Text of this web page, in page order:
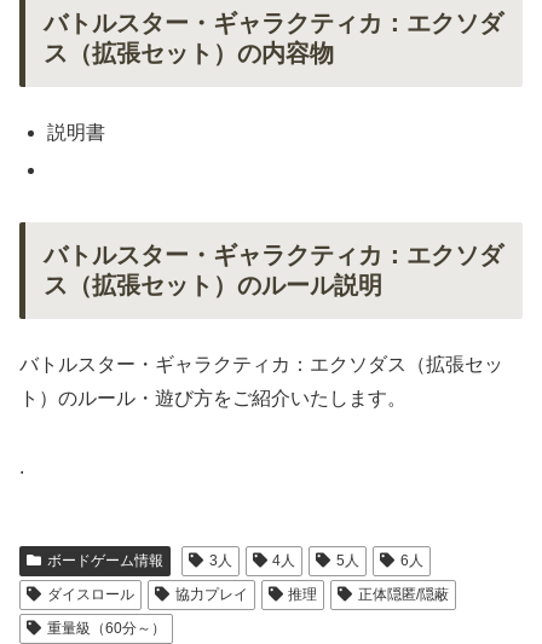
バトルスター・ギャラクティカ：エクソダ
ス（拡張セット）の内容物
説明書
バトルスター・ギャラクティカ：エクソダ
ス（拡張セット）のルール説明
バトルスター・ギャラクティカ：エクソダス（拡張セッ
ト）のルール・遊び方をご紹介いたします。
.
ボードゲーム情報 3人 4人 5人
6人
ダイスロール
協力プレイ 推理
正体隠匿/隠蔽
重量級（60分～）